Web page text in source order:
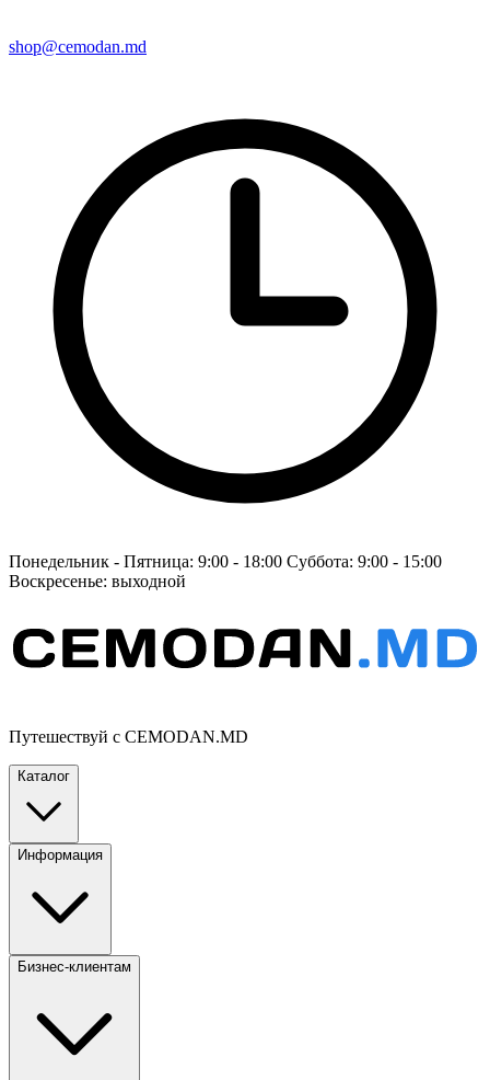
shop@cemodan.md
Понедельник - Пятница: 9:00 - 18:00 Суббота: 9:00 - 15:00
Воскресенье: выходной
Путешествуй с CEMODAN.MD
Каталог
Информация
Бизнес-клиентам